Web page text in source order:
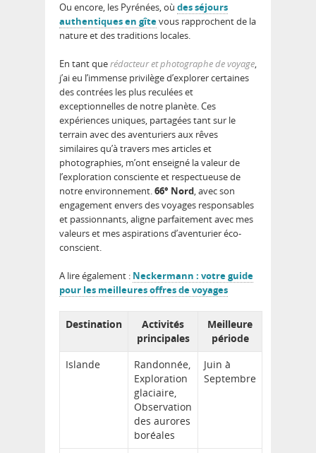
Ou encore, les Pyrénées, où des séjours
authentiques en gîtevous rapprochent de la
nature et des traditions locales.
En tant querédacteur et photographe de voyage,
j’ai eu l’immense privilège d’explorer certaines
des contrées les plus reculées et
exceptionnelles de notre planète. Ces
expériences uniques, partagées tant sur le
terrain avec des aventuriers aux rêves
similaires qu’à travers mes articles et
photographies, m’ont enseigné la valeur de
l’exploration consciente et respectueuse de
notre environnement.66° Nord, avec son
engagement envers des voyages responsables
et passionnants, aligne parfaitement avec mes
valeurs et mes aspirations d’aventurier éco-
conscient.
A lire également : Neckermann : votre guide
pour les meilleures offres de voyages
Destination
Activités
principales
Meilleure
période
Islande
Randonnée,
Exploration
glaciaire,
Observation
des aurores
boréales
Juin à
Septembre